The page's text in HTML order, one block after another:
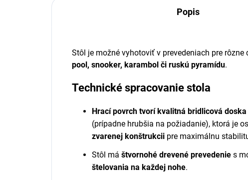
Popis
Stôl je možné vyhotoviť v prevedeniach pre rôzne
pool, snooker, karambol či ruskú pyramídu.
Technické spracovanie stola
Hrací povrch tvorí kvalitná bridlicová doska
(prípadne hrubšia na požiadanie), ktorá je
zvarenej konštrukcii pre maximálnu
Stôl má štvornohé drevené prevedenie s
štelovania na každej nohe.